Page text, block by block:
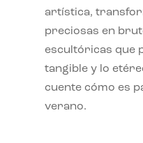
artística,
preciosas en
escultóricas que
tangible y lo
cuente cómo es
verano.